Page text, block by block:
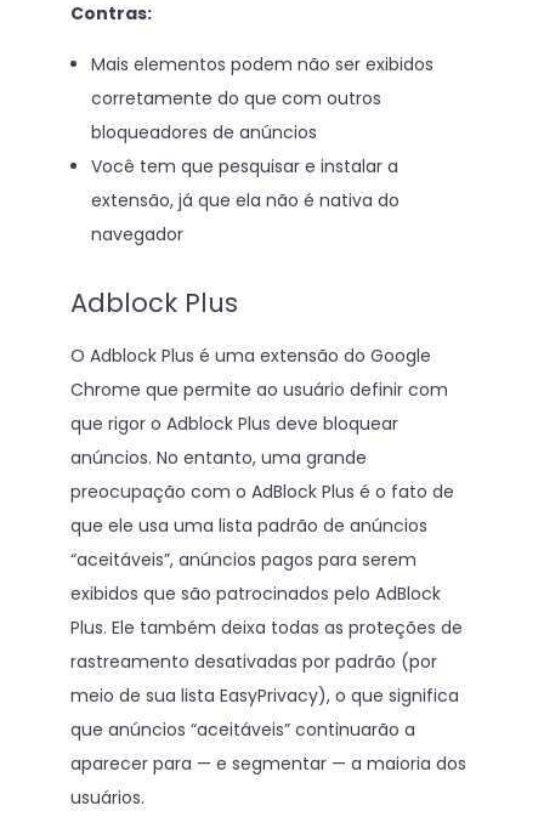
Contras:
Mais elementos podem não ser exibidos
corretamente do que com outros
bloqueadores de anúncios
Você tem que pesquisar e instalar a
extensão, já que ela não é nativa do
navegador
Adblock Plus
O Adblock Plus é uma extensão do Google
Chrome que permite ao usuário definir com
que rigor o Adblock Plus deve bloquear
anúncios. No entanto, uma grande
preocupação com o AdBlock Plus é o fato de
que ele usa uma lista padrão de anúncios
“aceitáveis”, anúncios pagos para serem
exibidos que são patrocinados pelo AdBlock
Plus. Ele também deixa todas as proteções de
rastreamento desativadas por padrão (por
meio de sua lista EasyPrivacy), o que significa
que anúncios “aceitáveis” continuarão a
aparecer para — e segmentar — a maioria dos
usuários.